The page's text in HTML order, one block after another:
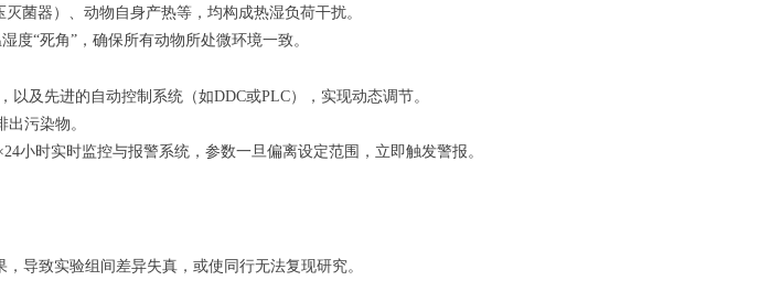
菌器）、动物自身产热等，均构成热湿负荷干扰。
度“死角”，确保所有动物所处微环境一致。
以及先进的自动控制系统（如DDC或PLC），实现动态调节。
污染物。
小时实时监控与报警系统，参数一旦偏离设定范围，立即触发警报。
导致实验组间差异失真，或使同行无法复现研究。